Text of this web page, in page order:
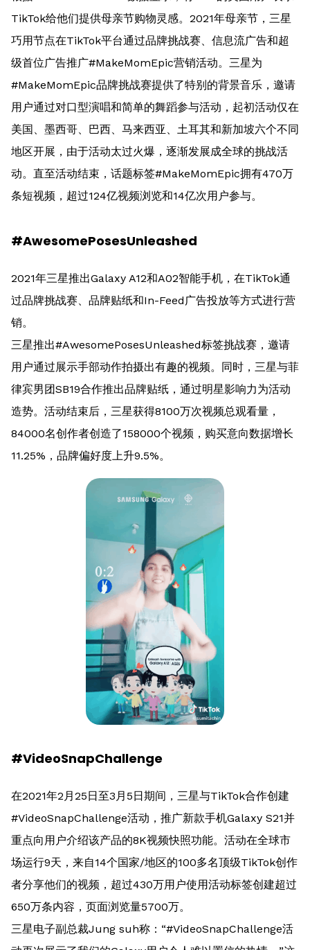
TikTok给他们提供母亲节购物灵感。2021年母亲节，三星
巧用节点在TikTok平台通过品牌挑战赛、信息流广告和超
级首位广告推广#MakeMomEpic营销活动。三星为
#MakeMomEpic品牌挑战赛提供了特别的背景音乐，邀请
用户通过对口型演唱和简单的舞蹈参与活动，起初活动仅在
美国、墨西哥、巴西、马来西亚、土耳其和新加坡六个不同
地区开展，由于活动太过火爆，逐渐发展成全球的挑战活
动。直至活动结束，话题标签#MakeMomEpic拥有470万
条短视频，超过124亿视频浏览和14亿次用户参与。
#AwesomePosesUnleashed
2021年三星推出Galaxy A12和A02智能手机，在TikTok通
过品牌挑战赛、品牌贴纸和In-Feed广告投放等方式进行营
销。
三星推出#AwesomePosesUnleashed标签挑战赛，邀请
用户通过展示手部动作拍摄出有趣的视频。同时，三星与菲
律宾男团SB19合作推出品牌贴纸，通过明星影响力为活动
造势。活动结束后，三星获得8100万次视频总观看量，
84000名创作者创造了158000个视频，购买意向数据增长
11.25%，品牌偏好度上升9.5%。
#VideoSnapChallenge
在2021年2月25日至3月5日期间，三星与TikTok合作创建
#VideoSnapChallenge活动，推广新款手机Galaxy S21并
重点向用户介绍该产品的8K视频快照功能。活动在全球市
场运行9天，来自14个国家/地区的100多名顶级TikTok创作
者分享他们的视频，超过430万用户使用活动标签创建超过
650万条内容，页面浏览量5700万。
三星电子副总裁Jung suh称：“#VideoSnapChallenge活